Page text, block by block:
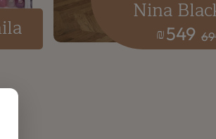
549
₪
Nina